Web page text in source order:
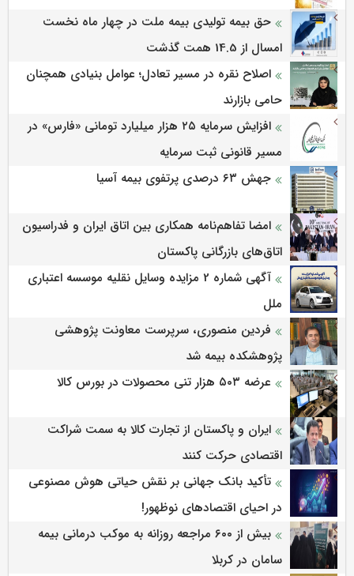
حق بیمه تولیدی بیمه ملت در چهار ماه نخست
امسال از 14.5 همت گذشت
اصلاح نقره در مسیر تعادل؛ عوامل بنیادی همچنان
حامی بازارند
افزایش سرمایه ۲۵ هزار میلیارد تومانی «فارس» در
مسیر قانونی ثبت سرمایه
جهش ۶۳ درصدی پرتفوی بیمه آسیا
امضا تفاهم‌نامه همکاری بین اتاق ایران و فدراسیون
اتاق‌های بازرگانی پاکستان
آگهی شماره 2 مزایده وسایل نقلیه موسسه اعتباری
ملل
فردین منصوری، سرپرست معاونت پژوهشی
پژوهشكده بیمه شد
عرضه ۵۰۳ هزار تنی محصولات در بورس کالا
ایران و پاکستان از تجارت کالا به سمت شراکت
اقتصادی حرکت کنند
تأکید بانک جهانی بر نقش حیاتی هوش مصنوعی
در احیای اقتصادهای نوظهور!
بیش از ۶۰۰ مراجعه روزانه به موکب درمانی بیمه
سامان در کربلا